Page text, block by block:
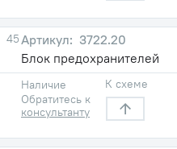
45
3722.20
Блок предохранителей
Наличие
Обратитесь к
консультанту
К схеме